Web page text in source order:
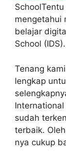
mengetahui
belajar
School (IDS).
Tenang
lengkap
International
sudah
terbaik.
nya cukup